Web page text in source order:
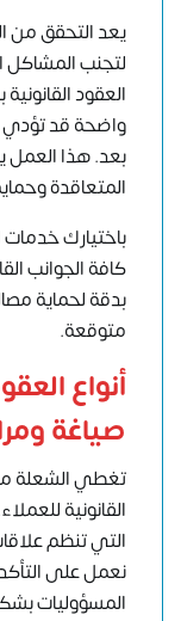
يعد التحقق من
لتجنب المشاكل
العقود
واضحة قد تؤدي
بعد. هذا العمل
المتعاقدة
باختيارك
كافة الجوانب
بدقة لحماية
متوقعة.
أنواع
صياغة
تغطي الشعلة
القانونية
التي تنظم
نعمل على
المسؤوليات